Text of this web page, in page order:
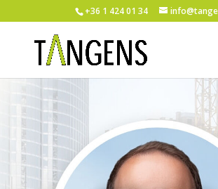
+36 1 424 01 34